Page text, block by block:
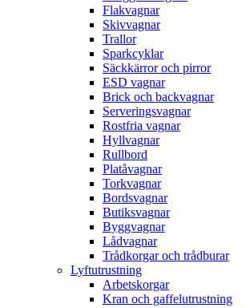
Flakvagnar
Skivvagnar
Trallor
Sparkcyklar
Säckkärror och pirror
ESD vagnar
Brick och backvagnar
Serveringsvagnar
Rostfria vagnar
Hyllvagnar
Rullbord
Platåvagnar
Torkvagnar
Bordsvagnar
Butiksvagnar
Byggvagnar
Lådvagnar
Trådkorgar och trådburar
Lyftutrustning
Arbetskorgar
Kran och gaffelutrustning